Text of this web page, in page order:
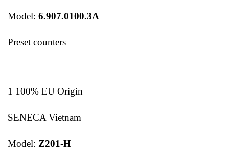
Model: 6.907.0100.3A
Preset counters
1 100% EU Origin
SENECA Vietnam
Model: Z201-H